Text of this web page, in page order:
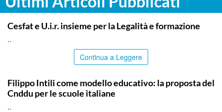
COMMUNITY
Cesfat e U.i.r. insieme per la Legalità e formazione
..
Continua a Leggere
Filippo Intili come modello educativo: la proposta del
Cnddu per le scuole italiane
..